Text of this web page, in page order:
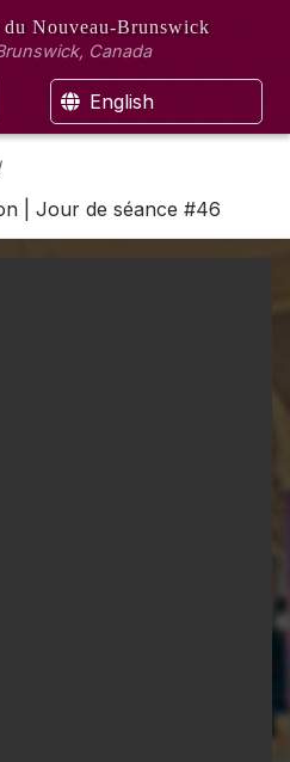
du Nouveau-Brunswick
Canada
English
| Jour de séance #46